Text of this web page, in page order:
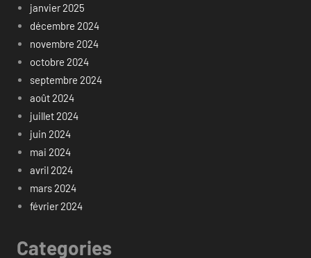
janvier 2025
décembre 2024
novembre 2024
octobre 2024
septembre 2024
août 2024
juillet 2024
juin 2024
mai 2024
avril 2024
mars 2024
février 2024
Categories